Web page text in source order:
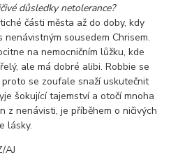
důsledky netolerance?
části města až do doby, kdy
sousedem Chrisem.
na nemocničním lůžku, kde
ale má dobré alibi. Robbie se
se zoufale snaží uskutečnit
šokující tajemství a otočí mnoha
z nenávisti, je příběhem o ničivých
lásky.
AJ